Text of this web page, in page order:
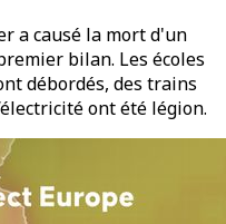
a causé la mort d'un
bilan. Les écoles
débordés, des trains
ont été légion.